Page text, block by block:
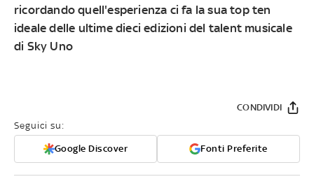
ricordando quell'esperienza ci fa la sua top ten
ideale delle ultime dieci edizioni del talent musicale
di Sky Uno
Seguici su:
Google Discover Fonti Preferite
CONDIVIDI